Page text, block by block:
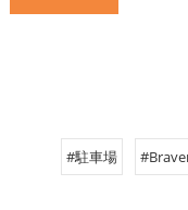
#駐車場